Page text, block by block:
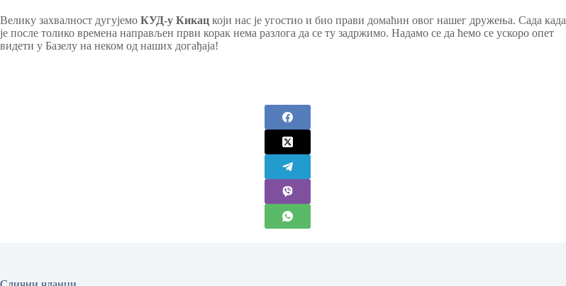
Велику захвалност дугујемо КУД-у Кикац који нас је угостио и био прави домаћин овог нашег дружења. Сада када
је после толико времена направљен први корак нема разлога да се ту задржимо. Надамо се да ћемо се ускоро опет
видети у Базелу на неком од наших догађаја!